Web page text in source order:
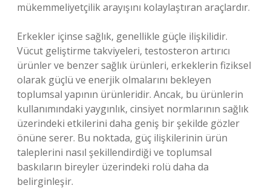
mükemmeliyetçilik arayışını kolaylaştıran araçlardır.
Erkekler içinse sağlık, genellikle güçle ilişkilidir.
Vücut geliştirme takviyeleri, testosteron artırıcı
ürünler ve benzer sağlık ürünleri, erkeklerin fiziksel
olarak güçlü ve enerjik olmalarını bekleyen
toplumsal yapının ürünleridir. Ancak, bu ürünlerin
kullanımındaki yaygınlık, cinsiyet normlarının sağlık
üzerindeki etkilerini daha geniş bir şekilde gözler
önüne serer. Bu noktada, güç ilişkilerinin ürün
taleplerini nasıl şekillendirdiği ve toplumsal
baskıların bireyler üzerindeki rolü daha da
belirginleşir.